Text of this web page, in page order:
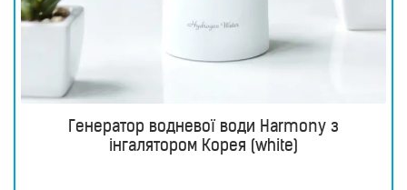
Генератор водневої води Harmony з
інгалятором Корея (white)